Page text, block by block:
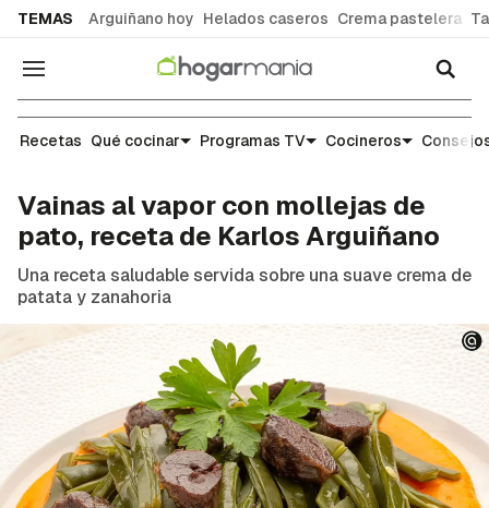
TEMAS Arguiñano hoy Helados caseros Crema pastelera
Navegación
Recetas
Recetas Qué cocinar Programas TV Cocineros
Vainas al vapor con mollejas de
pato, receta de Karlos Arguiñano
Una receta saludable servida sobre una suave crema de
patata y zanahoria